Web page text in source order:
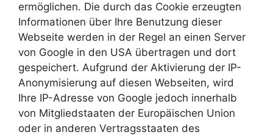
ermöglichen. Die durch das Cookie erzeugten
Informationen über Ihre Benutzung dieser
Webseite werden in der Regel an einen Server
von Google in den USA übertragen und dort
gespeichert. Aufgrund der Aktivierung der IP-
Anonymisierung auf diesen Webseiten, wird
Ihre IP-Adresse von Google jedoch innerhalb
von Mitgliedstaaten der Europäischen Union
oder in anderen Vertragsstaaten des